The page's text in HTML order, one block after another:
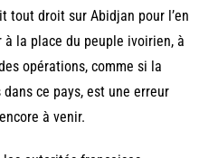
tout droit sur Abidjan pour l’en
la place du peuple ivoirien, à
opérations, comme si la
ce pays, est une erreur
à venir.